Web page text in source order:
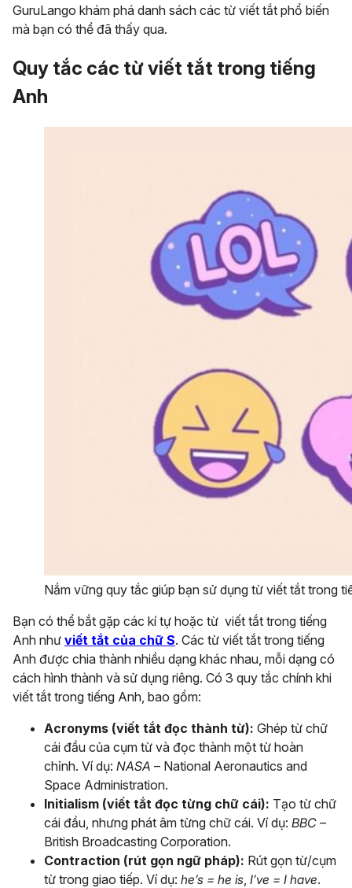
GuruLango khám phá danh sách các từ viết tắt phổ biến
mà bạn có thể đã thấy qua.
Quy tắc các từ viết tắt trong tiếng
Anh
Nắm vững quy tắc giúp bạn sử dụng từ viết tắt trong
Bạn có thể bắt gặp các kí tự hoặc từ viết tắt trong tiếng
Anh như viết tắt của chữ S. Các từ viết tắt trong tiếng
Anh được chia thành nhiều dạng khác nhau, mỗi dạng có
cách hình thành và sử dụng riêng. Có 3 quy tắc chính khi
viết tắt trong tiếng Anh, bao gồm:
Acronyms (viết tắt đọc thành từ): Ghép từ chữ
cái đầu của cụm từ và đọc thành một từ hoàn
chỉnh. Ví dụ: NASA – National Aeronautics and
Space Administration.
Initialism (viết tắt đọc từng chữ cái): Tạo từ chữ
cái đầu, nhưng phát âm từng chữ cái. Ví dụ: BBC –
British Broadcasting Corporation.
Contraction (rút gọn ngữ pháp): Rút gọn từ/cụm
từ trong giao tiếp. Ví dụ: he’s = he is I’ve = I have.